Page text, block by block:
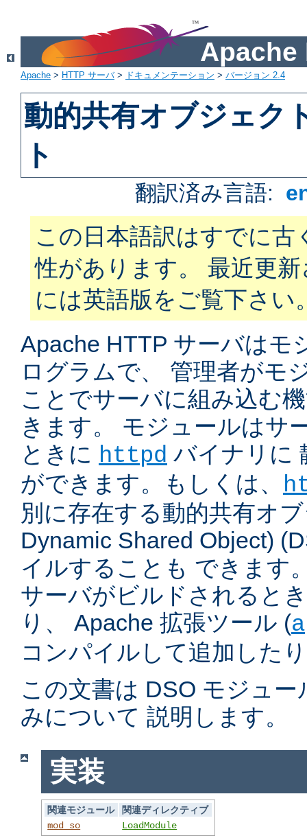
Apache
Apache > HTTP サーバ> ドキュメンテーション > バージョン 2.4
動的共有オブジェク
ト
翻訳済み言語:
この日本語訳はすでに古
性があります。 最近更
には英語版をご覧下さい
Apache HTTP サーバはモ
ログラムで、 管理者がモ
ことでサーバに組み込む
きます。 モジュールはサ
ときに httpd バイナリに
ができます。もしくは、
別に存在する動的共有オ
Dynamic Shared Object)
イルすることも できます
サーバがビルドされると
り、 Apache 拡張ツール (
コンパイルして追加した
この文書は DSO モジュ
みについて 説明します。
実装
関連モジュール
関連ディレクティブ
mod_so
LoadModule